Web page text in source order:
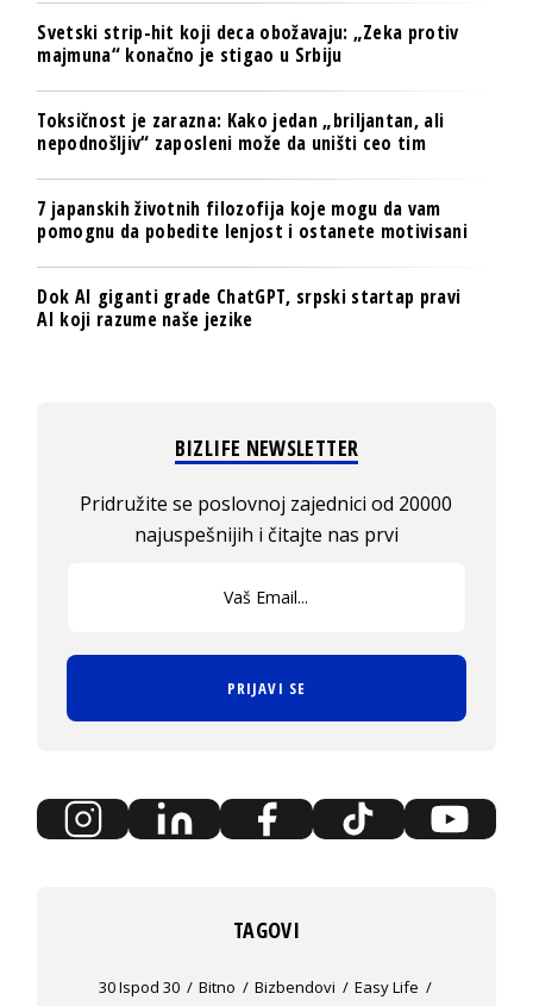
Svetski strip-hit koji deca obožavaju: „Zeka protiv
majmuna“ konačno je stigao u Srbiju
Toksičnost je zarazna: Kako jedan „briljantan, ali
nepodnošljiv“ zaposleni može da uništi ceo tim
7 japanskih životnih filozofija koje mogu da vam
pomognu da pobedite lenjost i ostanete motivisani
Dok AI giganti grade ChatGPT, srpski startap pravi
AI koji razume naše jezike
BIZLIFE NEWSLETTER
Pridružite se poslovnoj zajednici od 20000
najuspešnijih i čitajte nas prvi
PRIJAVI SE
TAGOVI
30 Ispod 30 Bitno Bizbendovi
Easy Life